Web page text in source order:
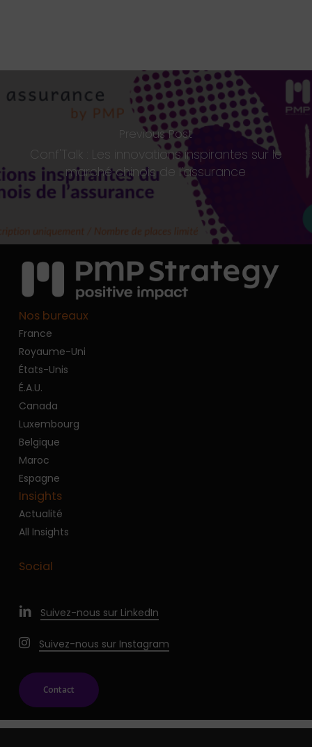
Previous Post
Conf'Talk : Les innovations inspirantes sur le
marché chinois de l’assurance
Nos bureaux
France
Royaume-Uni
États-Unis
É.A.U.
Canada
Luxembourg
Belgique
Maroc
Espagne
Insights
Actualité
All Insights
Social
Suivez-nous sur LinkedIn
Suivez-nous sur Instagram
Contact